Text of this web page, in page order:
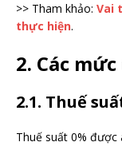
>> Tham khảo: Vai
thực hiện.
2. Các
2.1. Thuế
Thuế suất 0%